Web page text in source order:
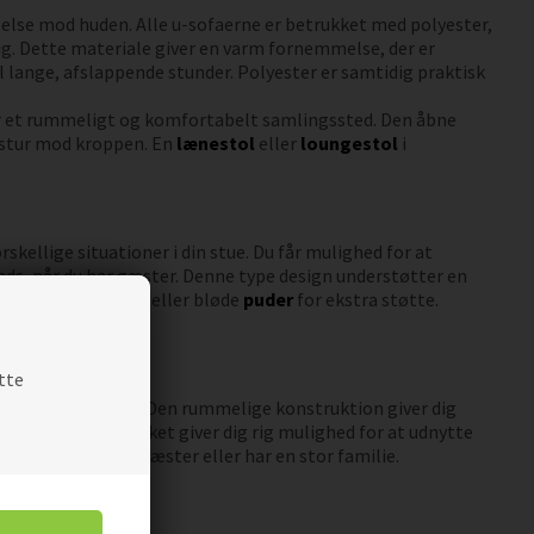
mod huden. Alle u-sofaerne er betrukket med polyester,
Dette materiale giver en varm fornemmelse, der er
afslappende stunder. Polyester er samtidig praktisk
rummeligt og komfortabelt samlingssted. Den åbne
mod kroppen. En lænestol eller loungestol i
situationer i din stue. Du får mulighed for at
når du har gæster. Denne type design understøtter en
mere fleksibilitet eller bløde puderfor ekstra støtte.
kan samles. Den rummelige konstruktion giver dig
dimensioner, hvilket giver dig rig mulighed for at udnytte
ofte inviterer gæster eller har en stor familie.